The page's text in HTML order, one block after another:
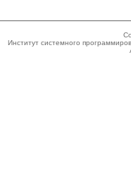
Институт системного